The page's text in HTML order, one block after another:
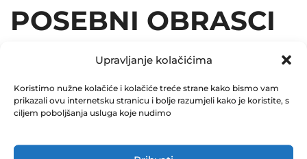
Upravljanje kolačićima
Koristimo nužne kolačiće i kolačiće treće strane kako bismo vam
prikazali ovu internetsku stranicu i bolje razumjeli kako je koristite, s
ciljem poboljšanja usluga koje nudimo
POSEBNI OBRASCI
ZA ZIF 2018
0 Comments